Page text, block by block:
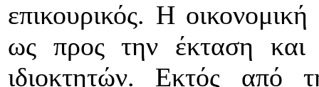
επικουρικός. Η
ως προς την έκταση
ιδιοκτητών. Εκτός από